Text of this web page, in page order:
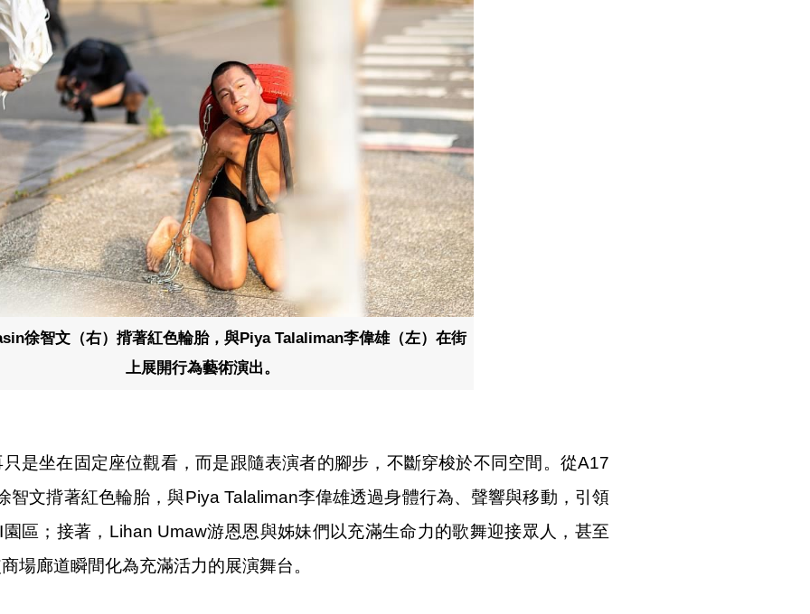
徐智文（右）揹著紅色輪胎，與Piya Talaliman李偉雄（左）在街
上展開行為藝術演出。
是坐在固定座位觀看，而是跟隨表演者的腳步，不斷穿梭於不同空間。從A17
智文揹著紅色輪胎，與Piya Talaliman李偉雄透過身體行為、聲響與移動，引領
區；接著，Lihan Umaw游恩恩與姊妹們以充滿生命力的歌舞迎接眾人，甚至
場廊道瞬間化為充滿活力的展演舞台。